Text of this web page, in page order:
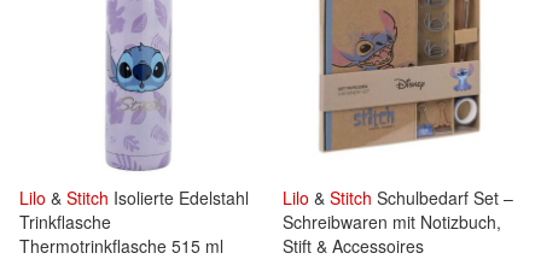
Lilo & Stitch Isolierte Edelstahl
Trinkflasche
Thermotrinkflasche 515 ml
Lilo & Stitch Schulbedarf Set –
Schreibwaren mit Notizbuch,
Stift & Accessoires